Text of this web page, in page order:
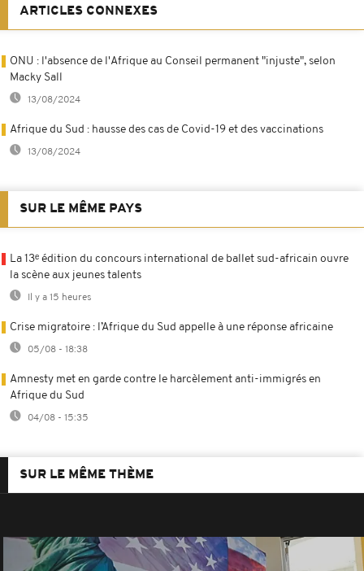
ARTICLES CONNEXES
ONU : l'absence de l'Afrique au Conseil permanent "injuste", selon
Macky Sall
13/08/2024
Afrique du Sud : hausse des cas de Covid-19 et des vaccinations
13/08/2024
SUR LE MÊME PAYS
La 13ᵉ édition du concours international de ballet sud-africain ouvre
la scène aux jeunes talents
Il y a 15 heures
Crise migratoire : l’Afrique du Sud appelle à une réponse africaine
05/08 - 18:38
Amnesty met en garde contre le harcèlement anti-immigrés en
Afrique du Sud
04/08 - 15:35
SUR LE MÊME THÈME